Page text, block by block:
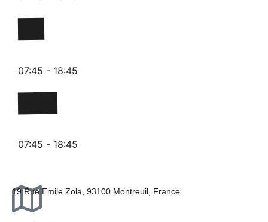
07:45 - 18:45
07:45 - 18:45
19 Rue Emile Zola, 93100 Montreuil, France